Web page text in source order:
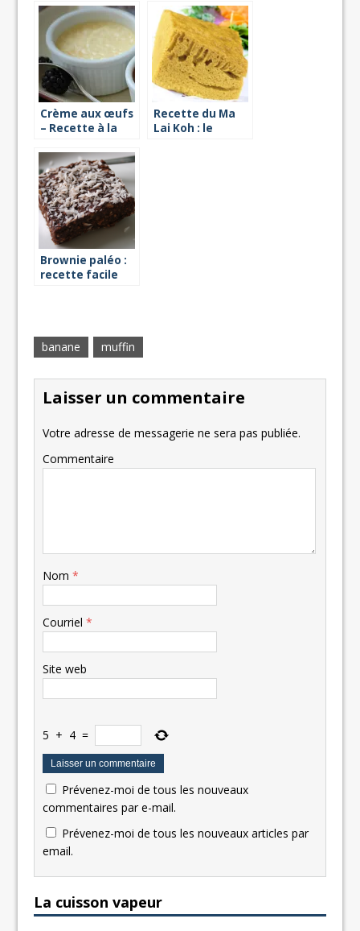
Crème aux œufs
– Recette à la
Recette du Ma
Lai Koh : le
Brownie paléo :
recette facile
banane muffin
Laisser un commentaire
Votre adresse de messagerie ne sera pas publiée.
Commentaire
Nom*
Courriel*
Site web
5 + 4 =
Prévenez-moi de tous les nouveaux
commentaires par e-mail.
Prévenez-moi de tous les nouveaux articles par
email.
La cuisson vapeur